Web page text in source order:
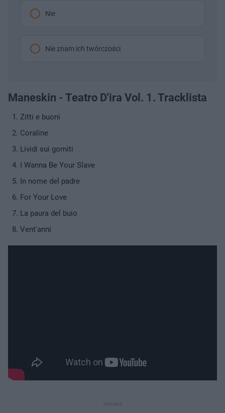
Nie
Nie znam ich twórczości
Maneskin - Teatro D'ira Vol. 1. Tracklista
Zitti e buoni
Coraline
Lividi sui gomiti
I Wanna Be Your Slave
In nome del padre
For Your Love
La paura del buio
Vent'anni